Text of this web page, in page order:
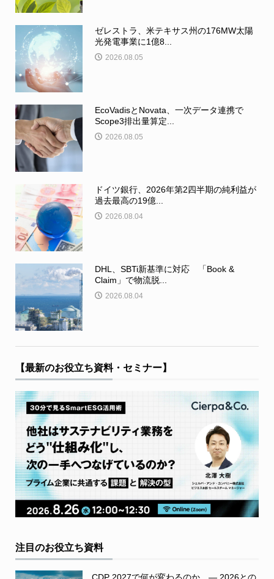
ゼレストラ、米テキサス州の176MW太陽
光発電事業に1億8...
2026.08.05
EcoVadisとNovata、一次データ連携で
Scope3排出量算定...
2026.08.05
ドイツ銀行、2026年第2四半期の純利益が
過去最高の19億...
2026.08.04
DHL、SBTi新基準に対応 「Book &
Claim」で物流脱...
2026.08.04
【最新のお役立ち資料・セミナー】
注目のお役立ち資料